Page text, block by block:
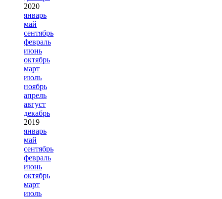
2020
январь
май
сентябрь
февраль
июнь
октябрь
март
июль
ноябрь
апрель
август
декабрь
2019
январь
май
сентябрь
февраль
июнь
октябрь
март
июль